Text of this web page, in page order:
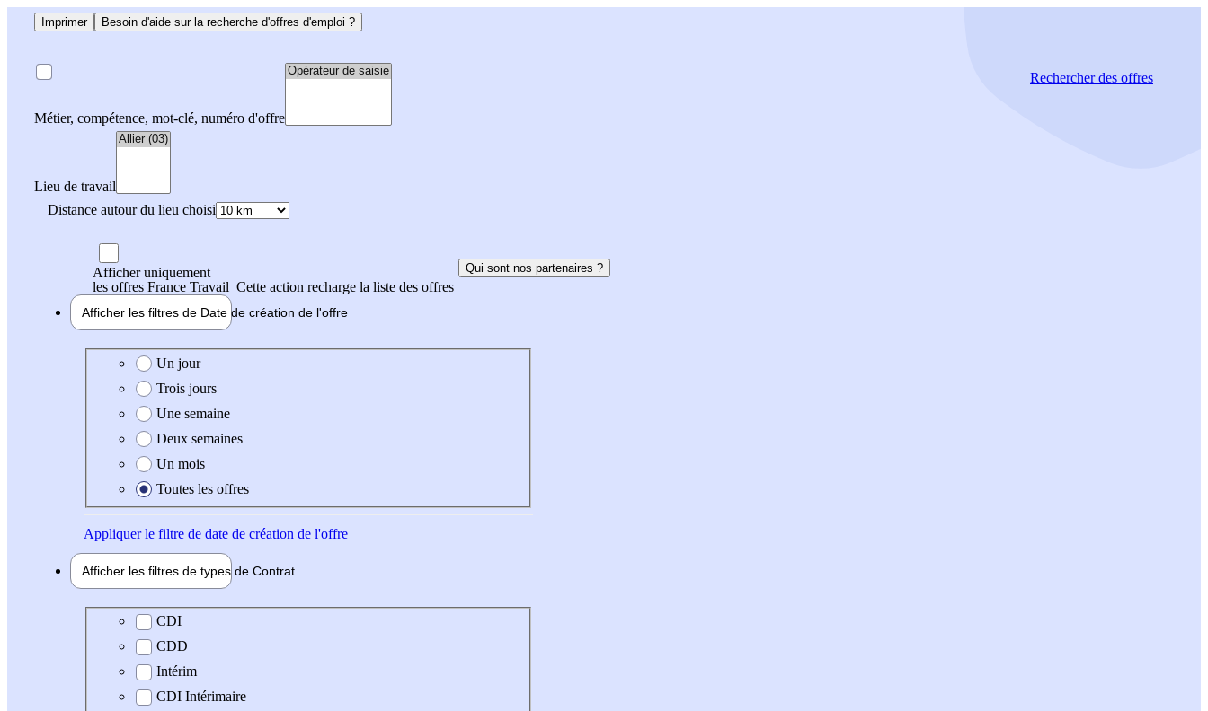
Imprimer Besoin d'aide sur la recherche d'offres d'emploi ?
Métier, compétence, mot-clé, numéro d'offre
Lieu de travail
Distance autour du lieu choisi
Rechercherdes offres
Afficher uniquement
les offres France Travail Cette action recharge la liste des offres
Qui sont nos partenaires ?
Afficher les filtres de Date de création de l'offre
Date de création de l'offre
Un jour
Trois jours
Une semaine
Deux semaines
Un mois
Toutes les offres
Appliquerle filtre de date de création de l'offre
Afficher les filtres de types de Contrat
Type de contrat
CDI
CDD
Intérim
CDI Intérimaire